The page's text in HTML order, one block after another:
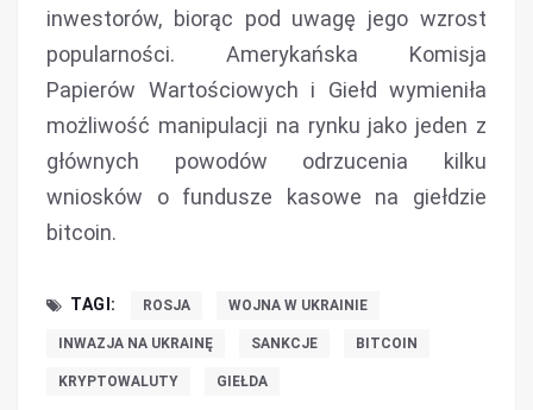
inwestorów, biorąc pod uwagę jego wzrost
popularności. Amerykańska Komisja
Papierów Wartościowych i Giełd wymieniła
możliwość manipulacji na rynku jako jeden z
głównych powodów odrzucenia kilku
wniosków o fundusze kasowe na giełdzie
bitcoin.
TAGI: ROSJA WOJNA W UKRAINIE
INWAZJA NA UKRAINĘ SANKCJE BITCOIN
KRYPTOWALUTY GIEŁDA